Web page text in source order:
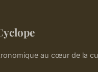
au cœur de la